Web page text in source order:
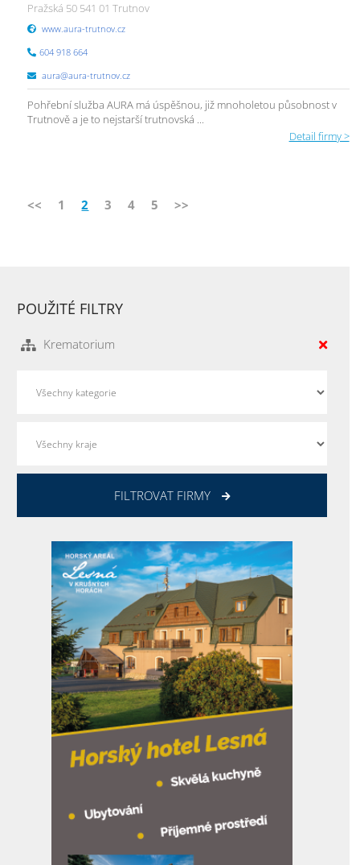
Pražská 50 541 01 Trutnov
www.aura-trutnov.cz
604 918 664
aura@aura-trutnov.cz
Pohřební služba AURA má úspěšnou, již mnoholetou působnost v
Trutnově a je to nejstarší trutnovská ...
Detail firmy >
<< 1 2 3 4 5 >>
POUŽITÉ FILTRY
Krematorium
FILTROVAT FIRMY